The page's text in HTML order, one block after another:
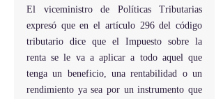
El viceministro de Políticas Tributarias
expresó que en el artículo 296 del código
tributario dice que el Impuesto sobre la
renta se le va a aplicar a todo aquel que
tenga un beneficio, una rentabilidad o un
rendimiento ya sea por un instrumento que